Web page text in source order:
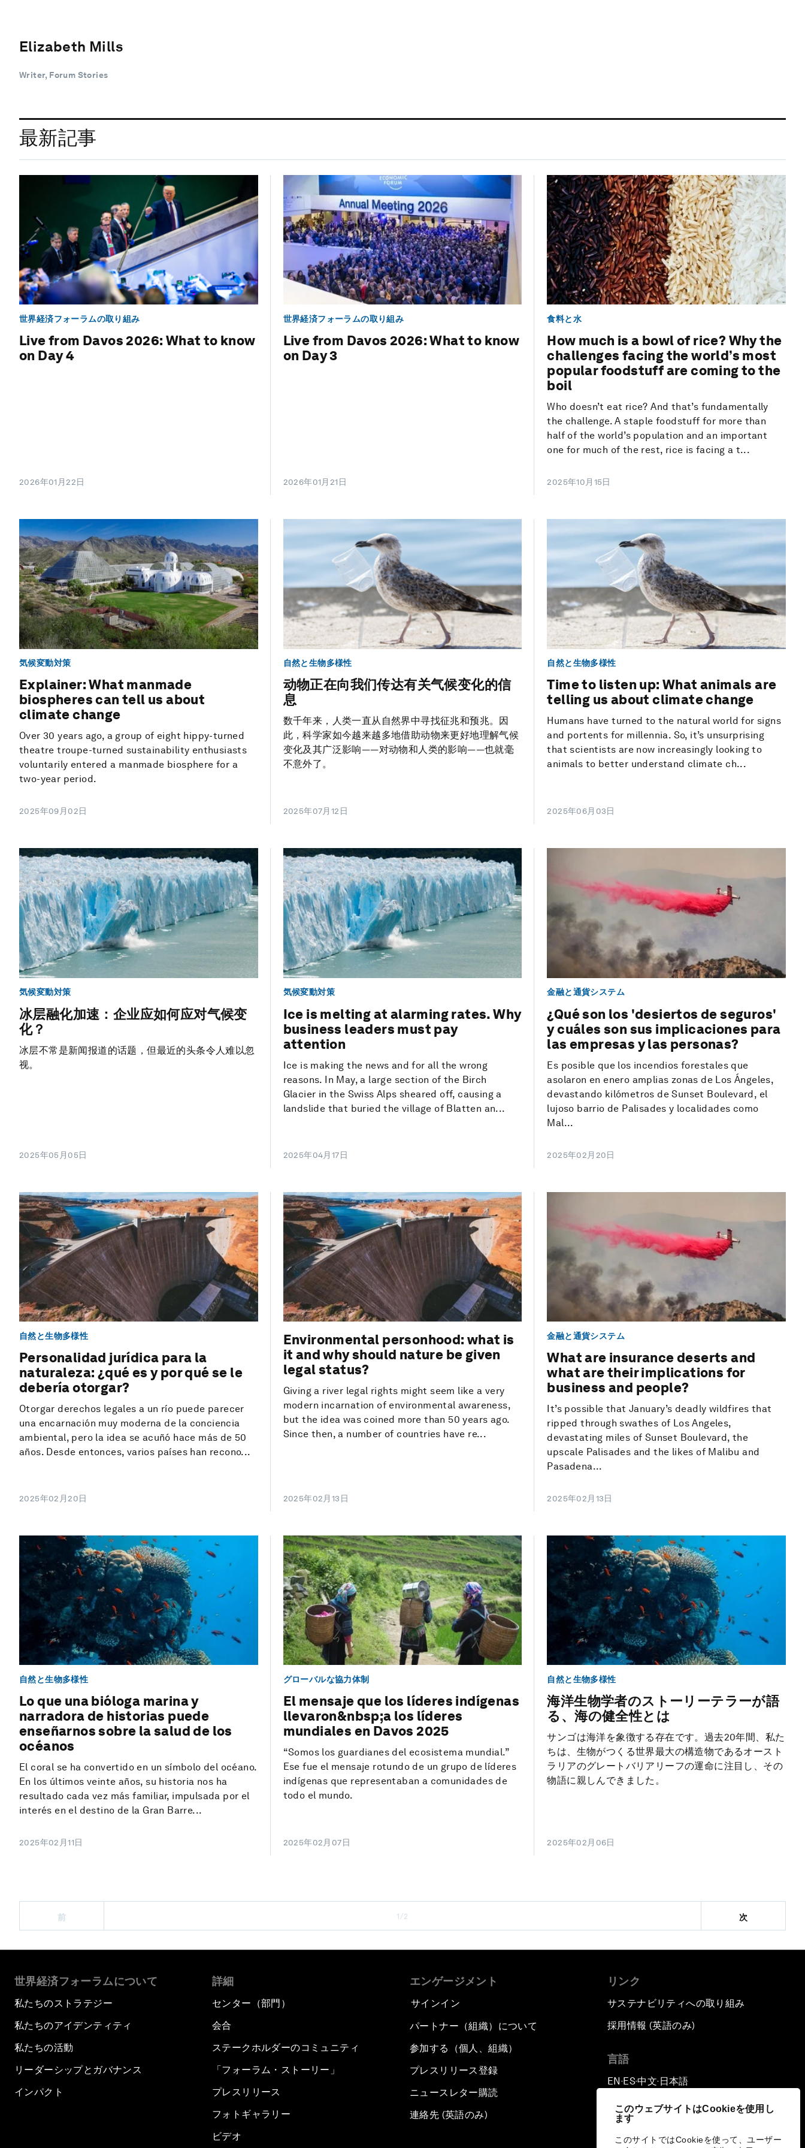
このウェブサイトはCookieを使用し
ます
このサイトではCookieを使って、ユーザー
Elizabeth Mills
Writer, Forum Stories
最新記事
世界経済フォーラムの取り組み
Live from Davos 2026: What to know
on Day 4
2026年01月22日
世界経済フォーラムの取り組み
Live from Davos 2026: What to know
on Day 3
2026年01月21日
食料と水
How much is a bowl of rice? Why the
challenges facing the world’s most
popular foodstuff are coming to the
boil
Who doesn’t eat rice? And that’s fundamentally
the challenge. A staple foodstuff for more than
half of the world’s population and an important
one for much of the rest, rice is facing a t...
2025年10月15日
気候変動対策
Explainer: What manmade
biospheres can tell us about
climate change
Over 30 years ago, a group of eight hippy-turned
theatre troupe-turned sustainability enthusiasts
voluntarily entered a manmade biosphere for a
two-year period.
2025年09月02日
自然と生物多様性
动物正在向我们传达有关气候变化的信
息
数千年来，人类一直从自然界中寻找征兆和预兆。因
此，科学家如今越来越多地借助动物来更好地理解气候
变化及其广泛影响——对动物和人类的影响——也就毫
不意外了。
2025年07月12日
自然と生物多様性
Time to listen up: What animals are
telling us about climate change
Humans have turned to the natural world for signs
and portents for millennia. So, it’s unsurprising
that scientists are now increasingly looking to
animals to better understand climate ch...
2025年06月03日
気候変動対策
冰层融化加速：企业应如何应对气候变
化？
冰层不常是新闻报道的话题，但最近的头条令人难以忽
视。
2025年05月05日
気候変動対策
Ice is melting at alarming rates. Why
business leaders must pay
attention
Ice is making the news and for all the wrong
reasons. In May, a large section of the Birch
Glacier in the Swiss Alps sheared off, causing a
landslide that buried the village of Blatten an...
2025年04月17日
金融と通貨システム
¿Qué son los 'desiertos de seguros'
y cuáles son sus implicaciones para
las empresas y las personas?
Es posible que los incendios forestales que
asolaron en enero amplias zonas de Los Ángeles,
devastando kilómetros de Sunset Boulevard, el
lujoso barrio de Palisades y localidades como
Mal...
2025年02月20日
自然と生物多様性
Personalidad jurídica para la
naturaleza: ¿qué es y por qué se le
debería otorgar?
Otorgar derechos legales a un río puede parecer
una encarnación muy moderna de la conciencia
ambiental, pero la idea se acuñó hace más de 50
años. Desde entonces, varios países han recono...
2025年02月20日
Environmental personhood: what is
it and why should nature be given
legal status?
Giving a river legal rights might seem like a very
modern incarnation of environmental awareness,
but the idea was coined more than 50 years ago.
Since then, a number of countries have re...
2025年02月13日
金融と通貨システム
What are insurance deserts and
what are their implications for
business and people?
It’s possible that January’s deadly wildfires that
ripped through swathes of Los Angeles,
devastating miles of Sunset Boulevard, the
upscale Palisades and the likes of Malibu and
Pasadena...
2025年02月13日
自然と生物多様性
Lo que una bióloga marina y
narradora de historias puede
enseñarnos sobre la salud de los
océanos
El coral se ha convertido en un símbolo del océano.
En los últimos veinte años, su historia nos ha
resultado cada vez más familiar, impulsada por el
interés en el destino de la Gran Barre...
2025年02月11日
グローバルな協力体制
El mensaje que los líderes indígenas
llevaron&nbsp;a los líderes
mundiales en Davos 2025
“Somos los guardianes del ecosistema mundial.”
Ese fue el mensaje rotundo de un grupo de líderes
indígenas que representaban a comunidades de
todo el mundo.
2025年02月07日
自然と生物多様性
海洋生物学者のストーリーテラーが語
る、海の健全性とは
サンゴは海洋を象徴する存在です。過去20年間、私た
ちは、生物がつくる世界最大の構造物であるオースト
ラリアのグレートバリアリーフの運命に注目し、その
物語に親しんできました。
2025年02月06日
前 1/2 次
世界経済フォーラムについて
私たちのストラテジー
私たちのアイデンティティ
私たちの活動
リーダーシップとガバナンス
インパクト
詳細
センター（部門）
会合
ステークホルダーのコミュニティ
「フォーラム・ストーリー」
プレスリリース
フォトギャラリー
ビデオ
エンゲージメント
サインイン
パートナー（組織）について
参加する（個人、組織）
プレスリリース登録
ニュースレター購読
連絡先 (英語のみ)
リンク
サステナビリティへの取り組み
採用情報 (英語のみ)
言語
EN ▪ES▪中文▪ 日本語